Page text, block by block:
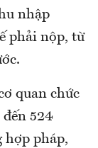
nhập
phải nộp, từ
quan chức
524
hợp pháp,